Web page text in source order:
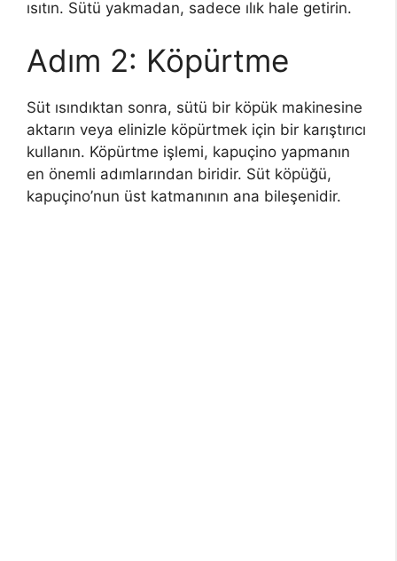
ısıtın. Sütü yakmadan, sadece ılık hale getirin.
Adım 2: Köpürtme
Süt ısındıktan sonra, sütü bir köpük makinesine
aktarın veya elinizle köpürtmek için bir karıştırıcı
kullanın. Köpürtme işlemi, kapuçino yapmanın
en önemli adımlarından biridir. Süt köpüğü,
kapuçino’nun üst katmanının ana bileşenidir.